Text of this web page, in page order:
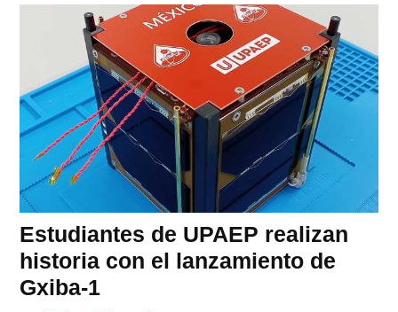
Estudiantes de UPAEP realizan
historia con el lanzamiento de
Gxiba-1